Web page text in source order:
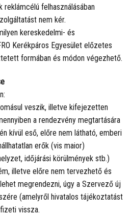
reklámcélú felhasználásában
nem kér.
kereskedelmi- és
Kerékpáros Egyesület előzetes
formában és módon végezhető.
veszik, illetve kifejezetten
a rendezvény megtartására
kívül eső, előre nem látható, emberi
erők (vis maior)
időjárási körülmények stb.)
illetve előre nem tervezhető és
megrendezni, úgy a Szervező új
(amelyről hivatalos tájékoztatást
vissza.